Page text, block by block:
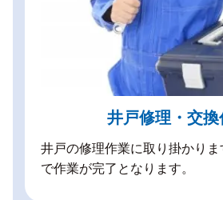
井戸修理・交
井戸の修理作業に取り掛かり
で作業が完了となります。